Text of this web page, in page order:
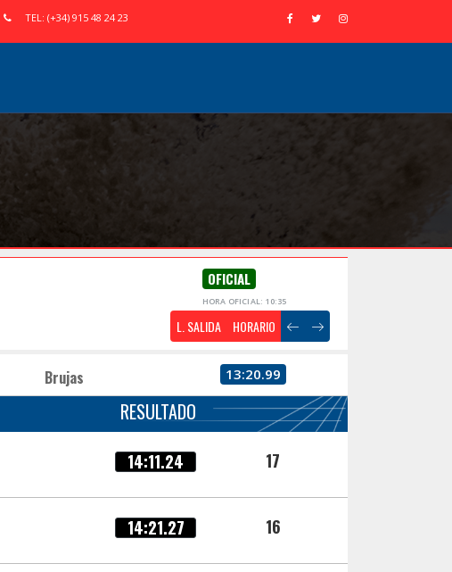
TEL: (+34) 915 48 24 23
OFICIAL
HORA OFICIAL: 10:35
L. SALIDA HORARIO
Brujas 13:20.99
RESULTADO
14:11.24 17
14:21.27 16